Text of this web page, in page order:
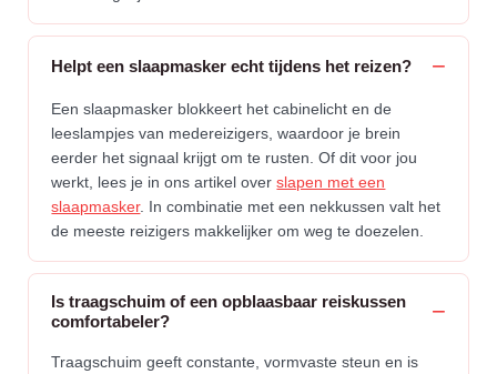
Helpt een slaapmasker echt tijdens het reizen?
Een slaapmasker blokkeert het cabinelicht en de
leeslampjes van medereizigers, waardoor je brein
eerder het signaal krijgt om te rusten. Of dit voor jou
werkt, lees je in ons artikel overslapen met een
slaapmasker. In combinatie met een nekkussen valt het
de meeste reizigers makkelijker om weg te doezelen.
Is traagschuim of een opblaasbaar reiskussen
comfortabeler?
Traagschuim geeft constante, vormvaste steun en is